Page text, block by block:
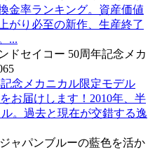
金率ランキング。資産価値
がり必至の新作、生産終了
...
念メカニカル限定モデル
お届けします！2010年、半
。過去と現在が交錯する逸